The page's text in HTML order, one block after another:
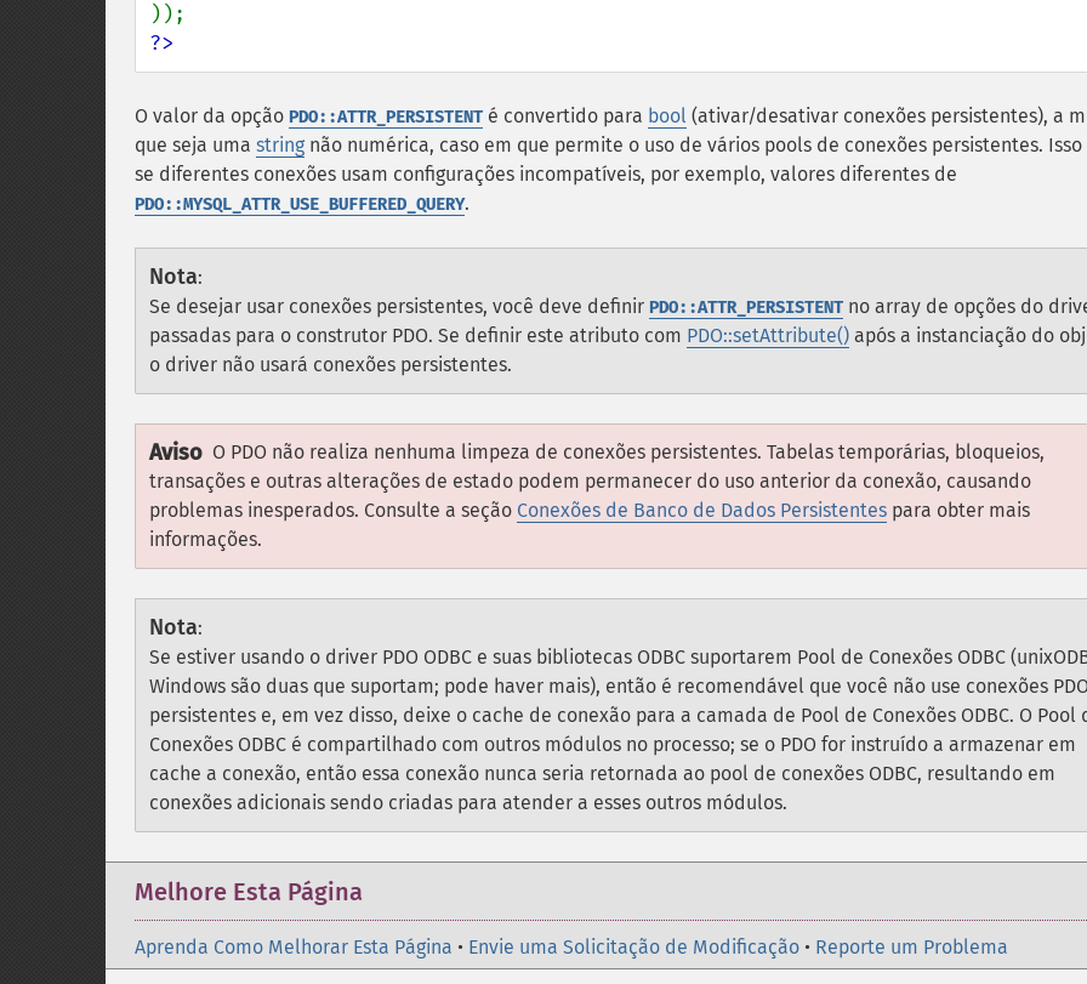
?>
O valor da opção PDO::ATTR_PERSISTENT é convertido para bool (ativar/desativar conexões persistentes), a
que seja uma string não numérica, caso em que permite o uso de vários pools de conexões persistentes.
se diferentes conexões usam configurações incompatíveis, por exemplo, valores diferentes de
PDO::MYSQL_ATTR_USE_BUFFERED_QUERY.
Nota:
Se desejar usar conexões persistentes, você deve definir PDO::ATTR_PERSISTENT no array de opções do
passadas para o construtor PDO. Se definir este atributo com PDO::setAttribute() após a instanciação do
o driver não usará conexões persistentes.
Aviso O PDO não realiza nenhuma limpeza de conexões persistentes. Tabelas temporárias, bloqueios,
transações e outras alterações de estado podem permanecer do uso anterior da conexão, causando
problemas inesperados. Consulte a seção Conexões de Banco de Dados Persistentes para obter mais
informações.
Nota:
Se estiver usando o driver PDO ODBC e suas bibliotecas ODBC suportarem Pool de Conexões ODBC
Windows são duas que suportam; pode haver mais), então é recomendável que você não use conexões
persistentes e, em vez disso, deixe o cache de conexão para a camada de Pool de Conexões ODBC. O Pool
Conexões ODBC é compartilhado com outros módulos no processo; se o PDO for instruído a armazenar em
cache a conexão, então essa conexão nunca seria retornada ao pool de conexões ODBC, resultando em
conexões adicionais sendo criadas para atender a esses outros módulos.
Melhore Esta Página
Aprenda Como Melhorar Esta Página • Envie uma Solicitação de Modificação • Reporte um Problema